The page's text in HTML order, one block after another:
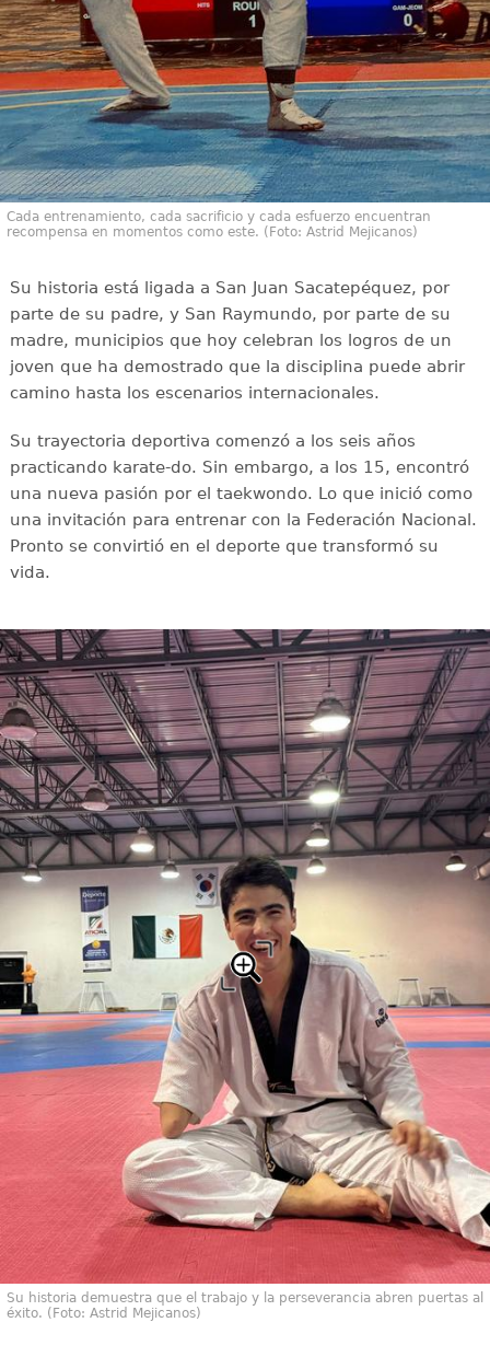
Cada entrenamiento, cada sacrificio y cada esfuerzo encuentran
recompensa en momentos como este. (Foto: Astrid Mejicanos)
Su historia está ligada a San Juan Sacatepéquez, por
parte de su padre, y San Raymundo, por parte de su
madre, municipios que hoy celebran los logros de un
joven que ha demostrado que la disciplina puede abrir
camino hasta los escenarios internacionales.
Su trayectoria deportiva comenzó a los seis años
practicando karate-do. Sin embargo, a los 15, encontró
una nueva pasión por el taekwondo. Lo que inició como
una invitación para entrenar con la Federación Nacional.
Pronto se convirtió en el deporte que transformó su
vida.
Su historia demuestra que el trabajo y la perseverancia abren puertas al
éxito. (Foto: Astrid Mejicanos)